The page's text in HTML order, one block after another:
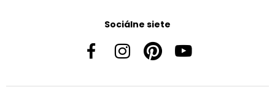
Sociálne siete